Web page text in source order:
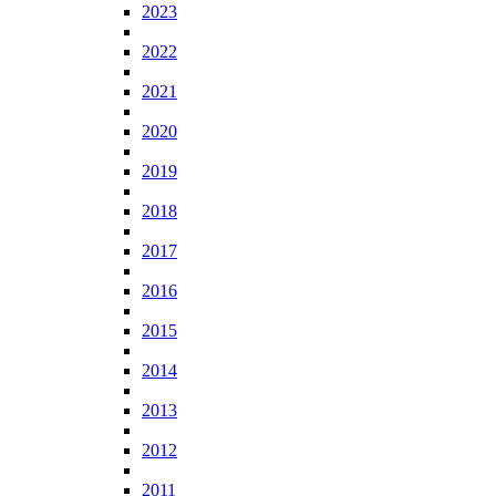
2023
2022
2021
2020
2019
2018
2017
2016
2015
2014
2013
2012
2011